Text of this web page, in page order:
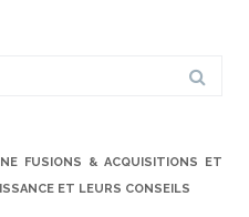
FUSIONS & ACQUISITIONS ET
ET LEURS CONSEILS